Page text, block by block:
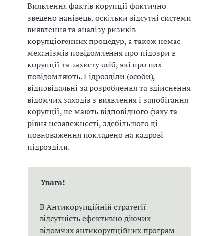
Виявлення фактів корупції фактично
зведено нанівець, оскільки відсутні системи
виявлення та аналізу ризиків
корупціогенних процедур, а також немає
механізмів повідомлення про підозри в
корупції та захисту осіб, які про них
повідомляють. Підрозділи (особи),
відповідальні за розроблення та здійснення
відомчих заходів з виявлення і запобігання
корупції, не мають відповідного фаху та
рівня незалежності, здебільшого ці
повноваження покладено на кадрові
підрозділи.
Увага!
В Антикорупційній стратегії
відсутність ефективно діючих
відомчих антикорупційних програм